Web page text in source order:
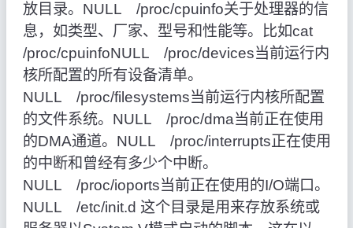
放目录。NULL /proc/cpuinfo关于处理器的信
息，如类型、厂家、型号和性能等。比如cat
/proc/cpuinfoNULL /proc/devices当前运行内
核所配置的所有设备清单。
NULL /proc/filesystems当前运行内核所配置
的文件系统。NULL /proc/dma当前正在使用
的DMA通道。NULL /proc/interrupts正在使用
的中断和曾经有多少个中断。
NULL /proc/ioports当前正在使用的I/O端口。
NULL /etc/init.d 这个目录是用来存放系统或